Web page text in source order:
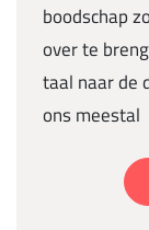
boodschap
over te
taal naar de
ons meestal